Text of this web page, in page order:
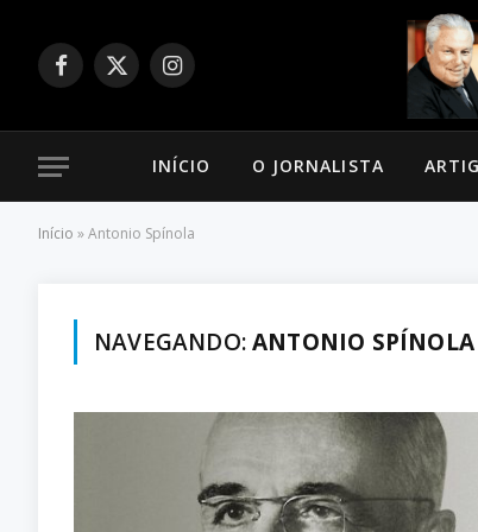
Facebook
X
Instagram
INÍCIO O JORNALISTA
Início »Antonio Spínola
NAVEGANDO:ANTONIO SPÍNOLA